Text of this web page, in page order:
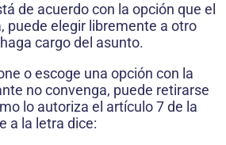
de acuerdo con la opción que el
puede elegir libremente a otro
cargo del asunto.
o escoge una opción con la
no convenga, puede retirarse
lo autoriza el artículo 7 de la
a la letra dice: